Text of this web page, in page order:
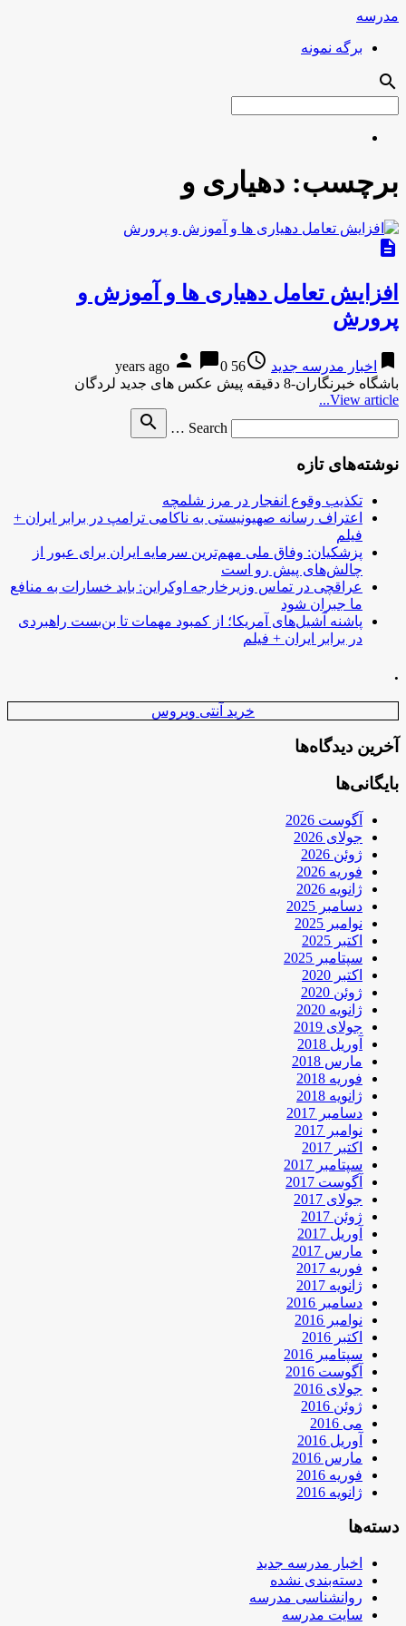
مدرسه
برگه نمونه
search
برچسب: دهیاری و
description
افزایش تعامل دهیاری ها و آموزش و
پرورش
bookmark اخبار مدرسه جدید access_time
56 years ago
person chat_bubble0
باشگاه خبرنگاران-8 دقیقه پیش عکس های جدید لردگان
View article...
Search …
search
نوشته‌های تازه
تکذیب وقوع انفجار در مرز شلمچه
اعتراف رسانه صهیونیستی به ناکامی ترامپ در برابر ایران +
فیلم
پزشکیان: وفاق ملی مهم‌ترین سرمایه ایران برای عبور از
چالش‌های پیش رو است
عراقچی در تماس وزیرخارجه اوکراین: باید خسارات به منافع
ما جبران شود
پاشنه آشیل‌های آمریکا؛ از کمبود مهمات تا بن‌بست راهبردی
در برابر ایران + فیلم
.
خرید آنتی ویروس
آخرین دیدگاه‌ها
بایگانی‌ها
آگوست 2026
جولای 2026
ژوئن 2026
فوریه 2026
ژانویه 2026
دسامبر 2025
نوامبر 2025
اکتبر 2025
سپتامبر 2025
اکتبر 2020
ژوئن 2020
ژانویه 2020
جولای 2019
آوریل 2018
مارس 2018
فوریه 2018
ژانویه 2018
دسامبر 2017
نوامبر 2017
اکتبر 2017
سپتامبر 2017
آگوست 2017
جولای 2017
ژوئن 2017
آوریل 2017
مارس 2017
فوریه 2017
ژانویه 2017
دسامبر 2016
نوامبر 2016
اکتبر 2016
سپتامبر 2016
آگوست 2016
جولای 2016
ژوئن 2016
می 2016
آوریل 2016
مارس 2016
فوریه 2016
ژانویه 2016
دسته‌ها
اخبار مدرسه جدید
دسته‌بندی نشده
روانشناسی مدرسه
سایت مدرسه